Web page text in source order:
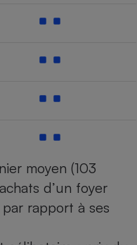
moyen (103
d’un foyer
rapport à ses
Robot ménager